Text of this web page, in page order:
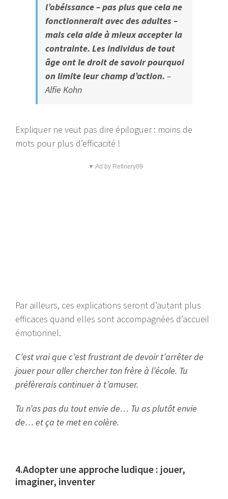
l’obéissance – pas plus que cela ne
fonctionnerait avec des adultes –
mais cela aide à mieux accepter la
contrainte. Les individus de tout
âge ont le droit de savoir pourquoi
on limite leur champ d’action. –
Alfie Kohn
Expliquer ne veut pas dire épiloguer : moins de
mots pour plus d’efficacité !
▼ Ad by Refinery89
Par ailleurs, ces explications seront d’autant plus
efficaces quand elles sont accompagnées d’accueil
émotionnel.
C’est vrai que c’est frustrant de devoir t’arrêter de
jouer pour aller chercher ton frère à l’école. Tu
préfèrerais continuer à t’amuser.
Tu n’as pas du tout envie de… Tu as plutôt envie
de… et ça te met en colère.
4.Adopter une approche ludique : jouer,
imaginer, inventer